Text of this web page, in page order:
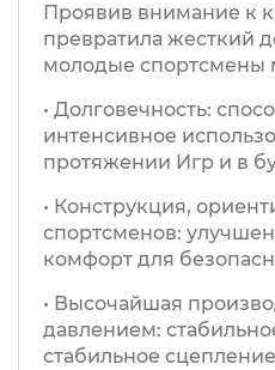
• Высочайшая
давлением:
стабильное
• Конструкция,
спортсменов:
комфорт для
• Долговечность:
интенсивное
протяжении Игр и в
Проявив внимание к
превратила жесткий
молодые спортсмены